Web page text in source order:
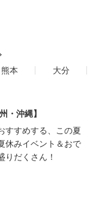
熊本
大分
・沖縄】
すすめする、この夏
休みイベント＆おで
りだくさん！